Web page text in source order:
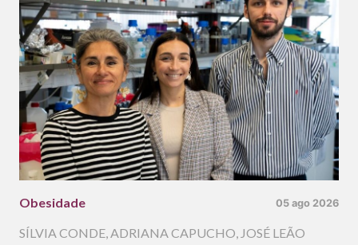
Obesidade 05 ago 2026
SÍLVIA CONDE,ADRIANA CAPUCHO, JOSÉ LEÃO